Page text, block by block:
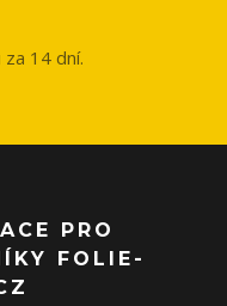
14 dní.
PRO
FOLIE-